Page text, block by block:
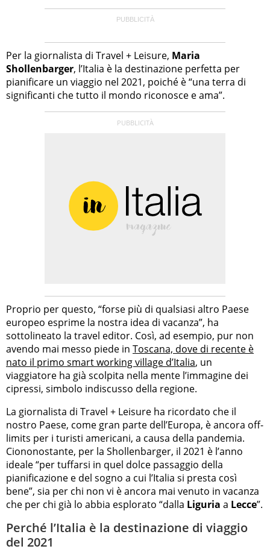
Per la giornalista di Travel + Leisure, Maria
Shollenbarger, l’Italia è la destinazione perfetta per
pianificare un viaggio nel 2021, poiché è “una terra di
significanti che tutto il mondo riconosce e ama”.
Proprio per questo, “forse più di qualsiasi altro Paese
europeo esprime la nostra idea di vacanza”, ha
sottolineato la travel editor. Così, ad esempio, pur non
avendo mai messo piede in Toscana, dove di recente è
nato il primo smart working village d’Italia, un
viaggiatore ha già scolpita nella mente l’immagine dei
cipressi, simbolo indiscusso della regione.
La giornalista di Travel + Leisure ha ricordato che il
nostro Paese, come gran parte dell’Europa, è ancora off-
limits per i turisti americani, a causa della pandemia.
Ciononostante, per la Shollenbarger, il 2021 è l’anno
ideale “per tuffarsi in quel dolce passaggio della
pianificazione e del sogno a cui l’Italia si presta così
bene”, sia per chi non vi è ancora mai venuto in vacanza
che per chi già lo abbia esplorato “dalla Liguria a Lecce”.
Perché l’Italia è la destinazione di viaggio
del 2021